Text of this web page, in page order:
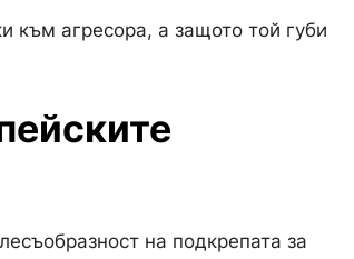
към агресора, а защото той губи
на подкрепата за